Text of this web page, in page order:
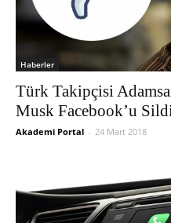
Haberler
Türk Takipçisi
Musk Facebook’u Sildi
Akademi Portal - 24 Mart 2018